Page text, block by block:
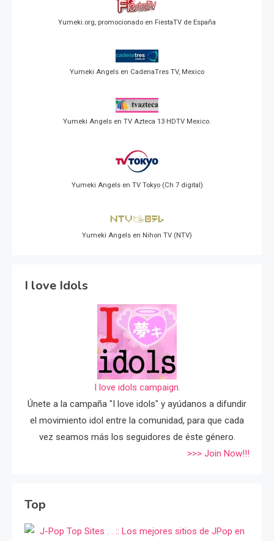
Yumeki.org, promocionado en FiestaTV de España
Yumeki Angels en CadenaTres TV, Mexico
Yumeki Angels en TV Azteca 13 HDTV Mexico.
Yumeki Angels en TV Tokyo (Ch 7 digital)
Yumeki Angels en Nihon TV (NTV)
I love Idols
I love idols campaign.
Únete a la campaña "I love idols" y ayúdanos a difundir
el movimiento idol entre la comunidad, para que cada
vez seamos más los seguidores de éste género.
>>> Join Now!!!
Top